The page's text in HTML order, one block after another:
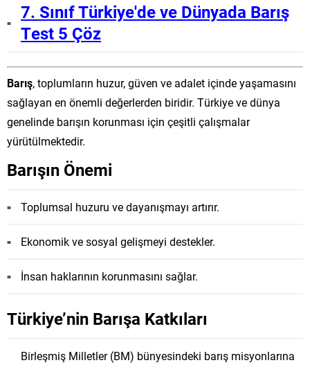
7. Sınıf Türkiye'de ve Dünyada Barış
Test 5 Çöz
Barış, toplumların huzur, güven ve adalet içinde yaşamasını
sağlayan en önemli değerlerden biridir. Türkiye ve dünya
genelinde barışın korunması için çeşitli çalışmalar
yürütülmektedir.
Barışın Önemi
Toplumsal huzuru ve dayanışmayı artırır.
Ekonomik ve sosyal gelişmeyi destekler.
İnsan haklarının korunmasını sağlar.
Türkiye’nin Barışa Katkıları
Birleşmiş Milletler (BM) bünyesindeki barış misyonlarına